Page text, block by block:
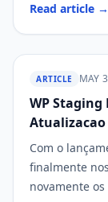
Read article →
WP STAGING
ARTICLE MAY
WP Staging
Com o
finalmente
novamente